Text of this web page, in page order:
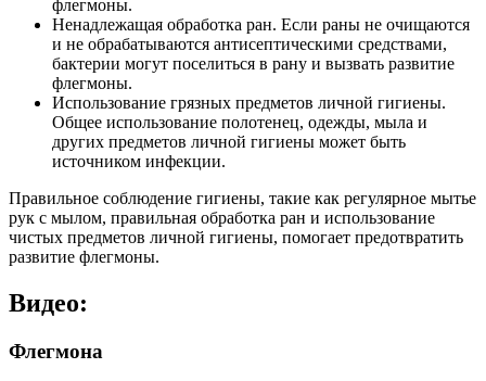
флегмоны.
Ненадлежащая обработка ран. Если раны не очищаются
и не обрабатываются антисептическими средствами,
бактерии могут поселиться в рану и вызвать развитие
флегмоны.
Использование грязных предметов личной гигиены.
Общее использование полотенец, одежды, мыла и
других предметов личной гигиены может быть
источником инфекции.
Правильное соблюдение гигиены, такие как регулярное мытье
рук с мылом, правильная обработка ран и использование
чистых предметов личной гигиены, помогает предотвратить
развитие флегмоны.
Видео:
Флегмона